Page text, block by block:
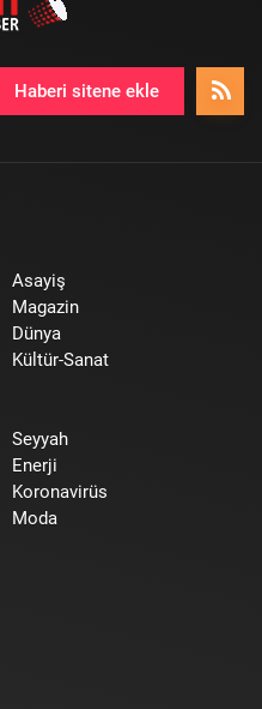
Haberi sitene ekle
Asayiş
Magazin
Dünya
Kültür-Sanat
Seyyah
Enerji
Koronavirüs
Moda